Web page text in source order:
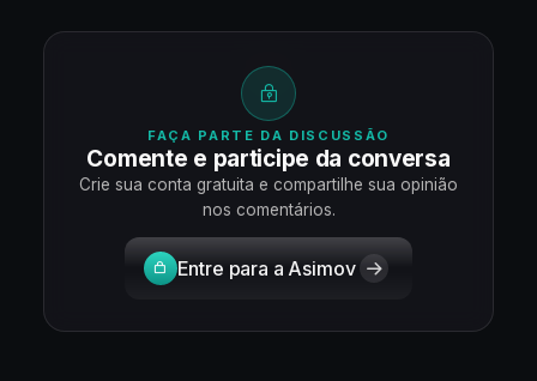
FAÇA PARTE DA DISCUSSÃO
Comente e participe da conversa
Crie sua conta gratuita e compartilhe sua opinião
nos comentários.
Entre para a Asimov